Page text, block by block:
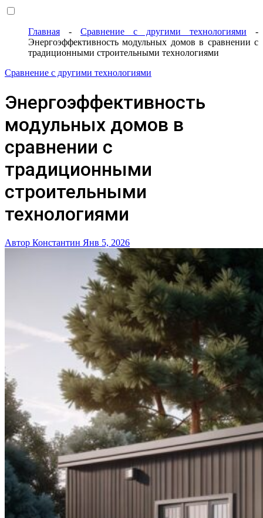
Главная - Сравнение с другими технологиями -
Энергоэффективность модульных домов в сравнении с
традиционными строительными технологиями
Сравнение с другими технологиями
Энергоэффективность
модульных домов в
сравнении с
традиционными
строительными
технологиями
Автор Константин Янв 5, 2026